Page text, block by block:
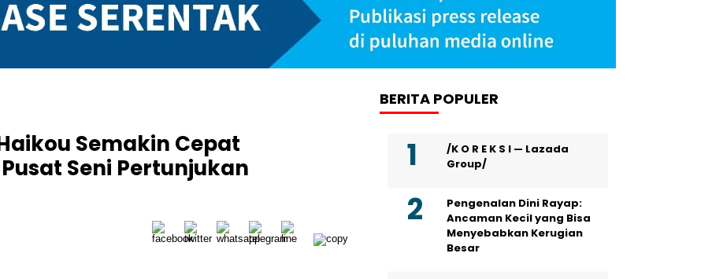
Semakin Cepat
Seni Pertunjukan
BERITA POPULER
/K O R E K S I — Lazada
Group/
Pengenalan Dini Rayap:
Ancaman Kecil yang Bisa
Menyebabkan Kerugian
Besar